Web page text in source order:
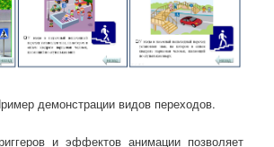
демонстрации видов переходов.
и эффектов анимации позволяет